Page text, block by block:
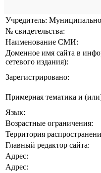
Учредитель:
№ свидетельства:
Наименование СМИ:
Доменное имя сайта в
сетевого издания):
Зарегистрировано:
Примерная тематика и
Язык:
Возрастные ограничения:
Территория
Главный редактор сайта:
Адрес:
Адрес: